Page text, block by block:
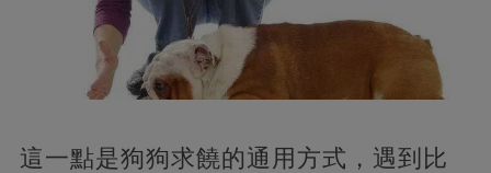
這一點是狗狗求饒的通用方式，遇到比